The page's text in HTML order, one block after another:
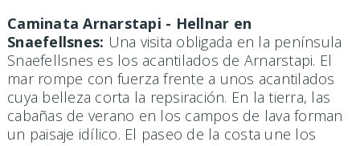
Caminata Arnarstapi - Hellnar en
Snaefellsnes: Una visita obligada en la península
Snaefellsnes es los acantilados de Arnarstapi. El
mar rompe con fuerza frente a unos acantilados
cuya belleza corta la repsiración. En la tierra, las
cabañas de verano en los campos de lava forman
un paisaje idílico. El paseo de la costa une los